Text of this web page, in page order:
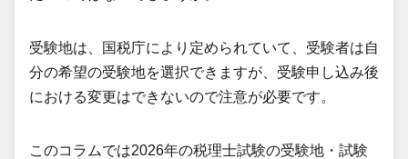
受験地は、国税庁により定められていて、受験者は自
分の希望の受験地を選択できますが、受験申し込み後
における変更はできないので注意が必要です。
このコラムでは2026年の税理士試験の受験地・試験